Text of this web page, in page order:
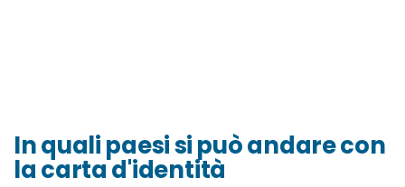
In quali paesi si può andare con
la carta d'identità